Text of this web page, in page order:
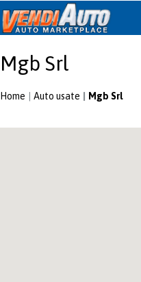
Mgb Srl
Home Auto usate Mgb Srl